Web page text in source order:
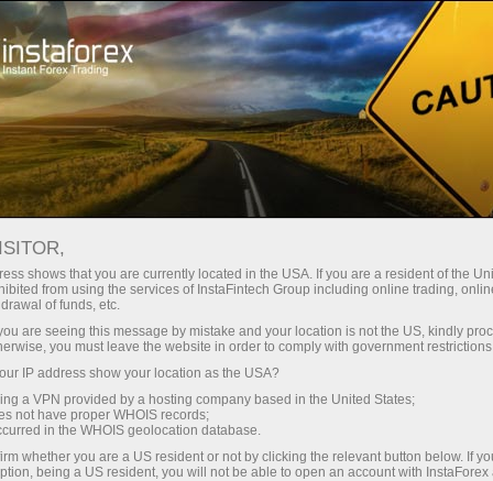
Промоакции
7 000 000 — счастливое число!
7 000 000 ТРЕЙДЕРОВ
ВЫБРАЛИ ИНСТАФОРЕКС!
Открыть торговый счет
Открыть демосчет
shows that you are currently located in the USA. If you are a resident of the
from using the services of InstaFintech Group including online trading,
of funds, etc.
are seeing this message by mistake and your location is not the US, kindly
you must leave the website in order to comply with government
IP address show your location as the USA?
a VPN provided by a hosting company based in the United States;
not have proper WHOIS records;
in the WHOIS geolocation database.
whether you are a US resident or not by clicking the relevant button below. If
being a US resident, you will not be able to open an account with InstaForex